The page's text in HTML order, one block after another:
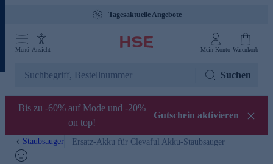
Tagesaktuelle Angebote
Menü Ansicht Mein Konto Warenkorb
Suchen
Bis zu -60% auf Mode und -20%
on top!
Gutschein aktivieren
Staubsauger Ersatz-Akku für Clevaful Akku-Staubsauger